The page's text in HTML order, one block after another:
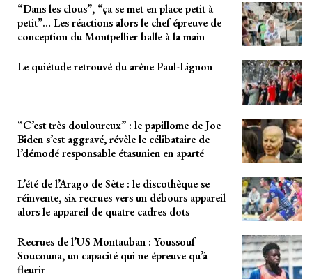
“Dans les clous”, “ça se met en place petit à
petit”… Les réactions alors le chef épreuve de
conception du Montpellier balle à la main
Le quiétude retrouvé du arène Paul-Lignon
“C’est très douloureux” : le papillome de Joe
Biden s’est aggravé, révèle le célibataire de
l’démodé responsable étasunien en aparté
L’été de l’Arago de Sète : le discothèque se
réinvente, six recrues vers un débours appareil
alors le appareil de quatre cadres dots
Recrues de l’US Montauban : Youssouf
Soucouna, un capacité qui ne épreuve qu’à
fleurir